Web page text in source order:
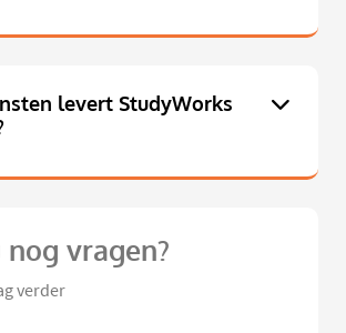
levert StudyWorks
vragen?
verder